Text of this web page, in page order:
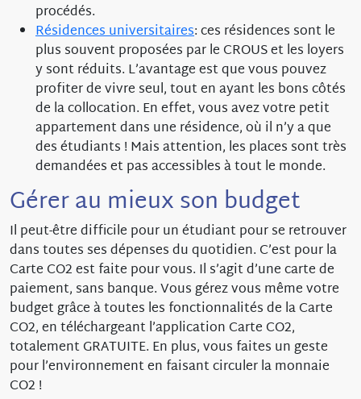
procédés.
Résidences universitaires: ces résidences sont le
plus souvent proposées par le CROUS et les loyers
y sont réduits. L’avantage est que vous pouvez
profiter de vivre seul, tout en ayant les bons côtés
de la collocation. En effet, vous avez votre petit
appartement dans une résidence, où il n’y a que
des étudiants ! Mais attention, les places sont très
demandées et pas accessibles à tout le monde.
Gérer au mieux son budget
Il peut-être difficile pour un étudiant pour se retrouver
dans toutes ses dépenses du quotidien. C’est pour la
Carte CO2 est faite pour vous. Il s’agit d’une carte de
paiement, sans banque. Vous gérez vous même votre
budget grâce à toutes les fonctionnalités de la Carte
CO2, en téléchargeant l’application Carte CO2,
totalement GRATUITE. En plus, vous faites un geste
pour l’environnement en faisant circuler la monnaie
CO2 !